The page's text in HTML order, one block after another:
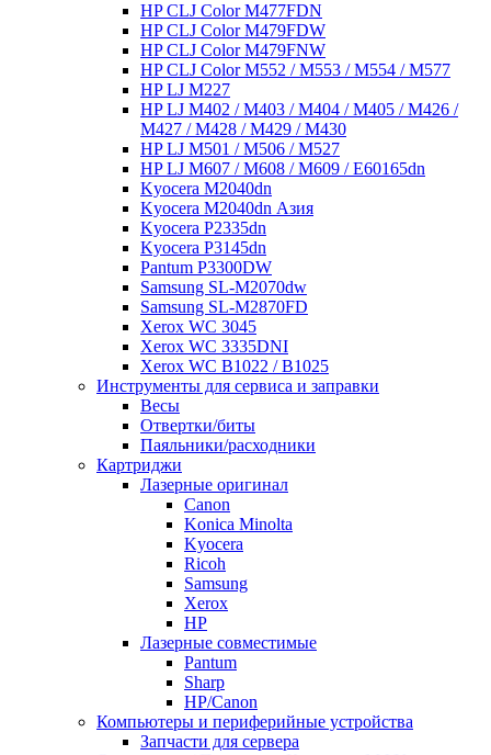
HP CLJ Color M477FDN
HP CLJ Color M479FDW
HP CLJ Color M479FNW
HP CLJ Color M552 / M553 / M554 / M577
HP LJ M227
HP LJ M402 / M403 / M404 / M405 / M426 /
M427 / M428 / M429 / M430
HP LJ M501 / M506 / M527
HP LJ M607 / M608 / M609 / E60165dn
Kyocera M2040dn
Kyocera M2040dn Азия
Kyocera P2335dn
Kyocera P3145dn
Pantum P3300DW
Samsung SL-M2070dw
Samsung SL-M2870FD
Xerox WC 3045
Xerox WC 3335DNI
Xerox WC B1022 / B1025
Инструменты для сервиса и заправки
Весы
Отвертки/биты
Паяльники/расходники
Картриджи
Лазерные оригинал
Canon
Konica Minolta
Kyocera
Ricoh
Samsung
Xerox
НР
Лазерные совместимые
Pantum
Sharp
НР/Сanon
Компьютеры и периферийные устройства
Запчасти для сервера